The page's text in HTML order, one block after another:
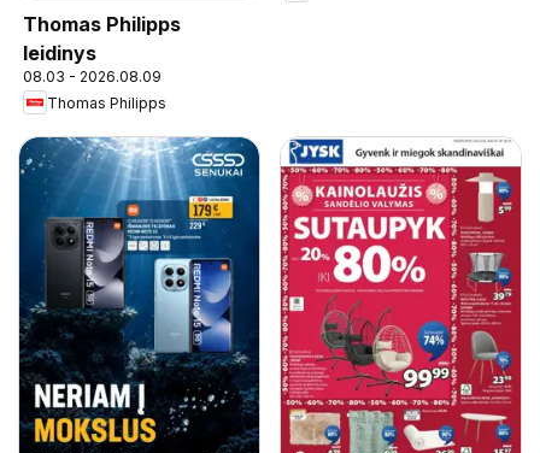
Thomas Philipps
leidinys
08.03 - 2026.08.09
Thomas Philipps